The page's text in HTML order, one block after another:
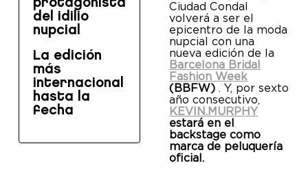
protagonista
del idilio
nupcial
La edición
más
internacional
hasta la
fecha
Ciudad Condal
volverá a ser el
epicentro de la moda
nupcial con una
nueva edición de la
Barcelona Bridal
Fashion Week
(BBFW) . Y, por sexto
año consecutivo,
KEVIN.MURPHY
estará en el
backstage como
marca de peluquería
oficial.